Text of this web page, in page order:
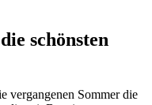
schönsten
vergangenen Sommer die